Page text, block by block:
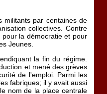
militants par centaines de
collectives. Contre
la démocratie et pour
Jeunes.
la fin du régime.
et mené des grèves
de l'emploi. Parmi les
fabriques; il y avait aussi
nom de la place centrale